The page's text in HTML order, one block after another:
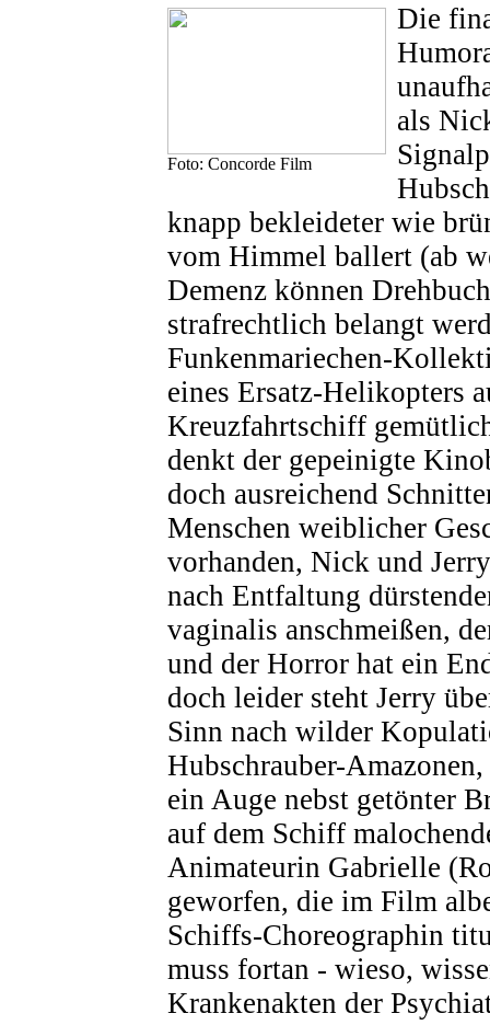
Foto: Concorde Film
Die
als
knapp bekleideter wie
vom Himmel ballert (ab
Demenz können
strafrechtlich belangt
Funkenmariechen-
eines Ersatz-Helikopters
Kreuzfahrtschiff
denkt der gepeinigte
doch ausreichend
Menschen weiblicher
vorhanden, Nick und
nach Entfaltung
vaginalis anschmeißen,
und der Horror hat ein
doch leider steht Jerry
Sinn nach wilder
Hubschrauber-
ein Auge nebst getönter
auf dem Schiff
Animateurin Gabrielle
geworfen, die im Film
Schiffs-Choreographin
muss fortan - wieso,
Krankenakten der